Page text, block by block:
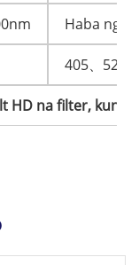
Haba ng
405、520
HD na filter, kung